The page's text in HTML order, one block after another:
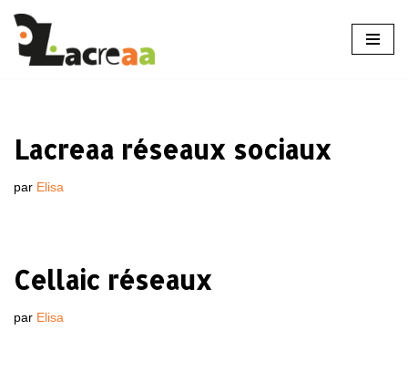
Aller
Lacreaa réseaux sociaux
par Elisa
Cellaic réseaux
par Elisa